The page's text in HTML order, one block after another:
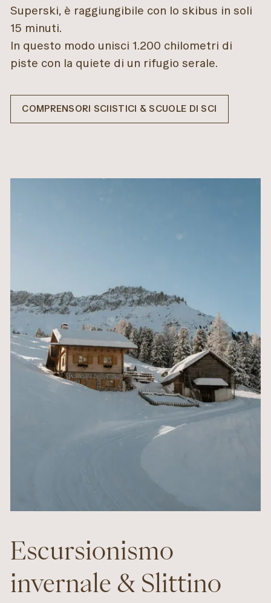
Superski, è raggiungibile con lo skibus in soli
15 minuti.
In questo modo unisci 1.200 chilometri di
piste con la quiete di un rifugio serale.
COMPRENSORI SCIISTICI & SCUOLE DI SCI
Escursionismo
invernale & Slittino